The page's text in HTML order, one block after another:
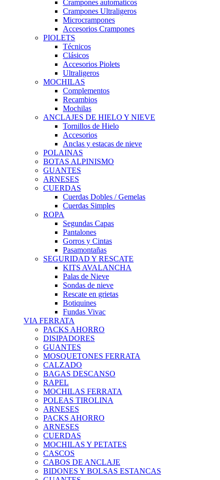
Crampones automaticos
Crampones Ultraligeros
Microcrampones
Accesorios Crampones
PIOLETS
Técnicos
Clásicos
Accesorios Piolets
Ultraligeros
MOCHILAS
Complementos
Recambios
Mochilas
ANCLAJES DE HIELO Y NIEVE
Tornillos de Hielo
Accesorios
Anclas y estacas de nieve
POLAINAS
BOTAS ALPINISMO
GUANTES
ARNESES
CUERDAS
Cuerdas Dobles / Gemelas
Cuerdas Simples
ROPA
Segundas Capas
Pantalones
Gorros y Cintas
Pasamontañas
SEGURIDAD Y RESCATE
KITS AVALANCHA
Palas de Nieve
Sondas de nieve
Rescate en grietas
Botiquines
Fundas Vivac
VIA FERRATA
PACKS AHORRO
DISIPADORES
GUANTES
MOSQUETONES FERRATA
CALZADO
BAGAS DESCANSO
RAPEL
MOCHILAS FERRATA
POLEAS TIROLINA
ARNESES
PACKS AHORRO
ARNESES
CUERDAS
MOCHILAS Y PETATES
CASCOS
CABOS DE ANCLAJE
BIDONES Y BOLSAS ESTANCAS